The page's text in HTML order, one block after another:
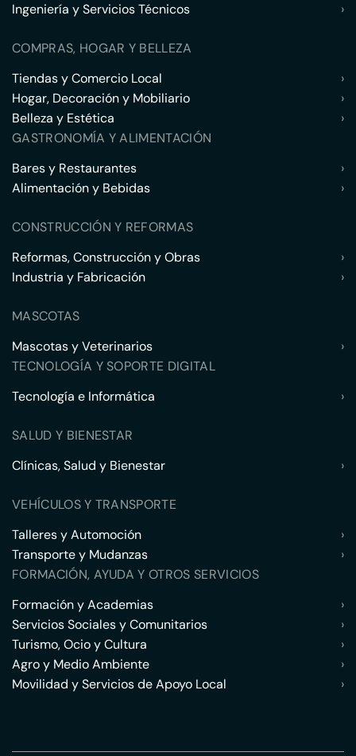
Ingeniería y Servicios Técnicos
›
COMPRAS, HOGAR Y BELLEZA
Tiendas y Comercio Local
›
Hogar, Decoración y Mobiliario
›
Belleza y Estética
›
GASTRONOMÍA Y ALIMENTACIÓN
Bares y Restaurantes
›
Alimentación y Bebidas
›
CONSTRUCCIÓN Y REFORMAS
Reformas, Construcción y Obras
›
Industria y Fabricación
›
MASCOTAS
Mascotas y Veterinarios
›
TECNOLOGÍA Y SOPORTE DIGITAL
Tecnología e Informática
›
SALUD Y BIENESTAR
Clínicas, Salud y Bienestar
›
VEHÍCULOS Y TRANSPORTE
Talleres y Automoción
›
Transporte y Mudanzas
›
FORMACIÓN, AYUDA Y OTROS SERVICIOS
Formación y Academias
›
Servicios Sociales y Comunitarios
›
Turismo, Ocio y Cultura
›
Agro y Medio Ambiente
›
Movilidad y Servicios de Apoyo Local
›